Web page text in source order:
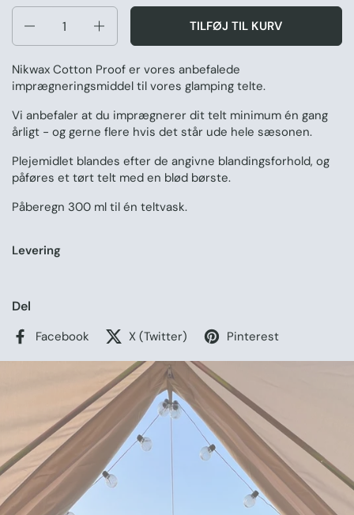
TILFØJ TIL KURV
Nikwax Cotton Proof er vores anbefalede
imprægneringsmiddel til vores glamping telte.
Vi anbefaler at du imprægnerer dit telt minimum én gang
årligt - og gerne flere hvis det står ude hele sæsonen.
Plejemidlet blandes efter de angivne blandingsforhold, og
påføres et tørt telt med en blød børste.
Påberegn 300 ml til én teltvask.
Levering
Del
Facebook X (Twitter) Pinterest